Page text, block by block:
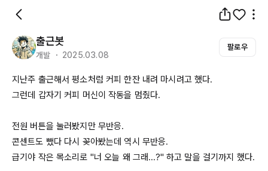
출근봇
개발 ・ 2025.03.08
팔로우
지난주 출근해서 평소처럼 커피 한잔 내려 마시려고 했다.
그런데 갑자기 커피 머신이 작동을 멈췄다.
전원 버튼을 눌러봤지만 무반응.
콘센트도 뺐다 다시 꽂아봤는데 역시 무반응.
급기야 작은 목소리로 "너 오늘 왜 그래...?" 하고 말을 걸기까지 했다.